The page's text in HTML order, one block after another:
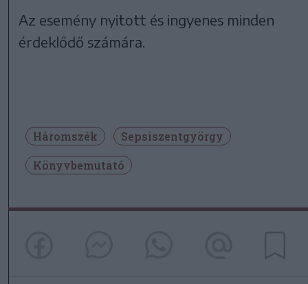
Az esemény nyitott és ingyenes minden
érdeklődő számára.
Háromszék
Sepsiszentgyörgy
Könyvbemutató